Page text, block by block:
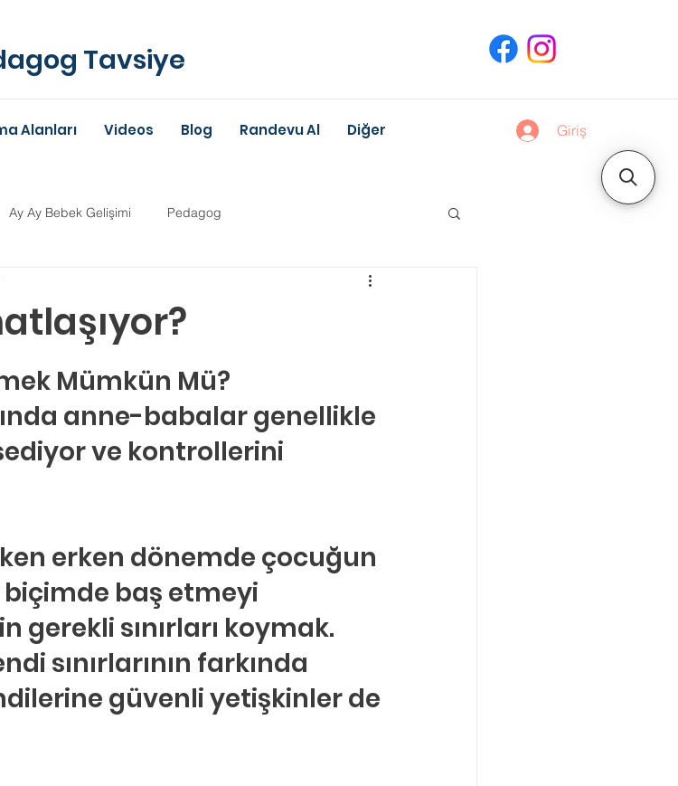
Tavsiye
Alanları Videos Blog Randevu Al Diğer Giriş
Ay Ay Bebek Gelişimi Pedagog
Tercih Danışmanı Öğrenci Koçluğu Boşanma Danışmanlığı
Mümkün Mü?
anne-babalar genellikle
ve kontrollerini
erken dönemde çocuğun
biçimde baş etmeyi
gerekli sınırları koymak.
sınırlarının farkında
güvenli yetişkinler de